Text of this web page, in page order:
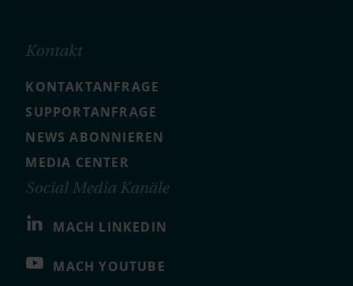
Kontakt
KONTAKTANFRAGE
SUPPORTANFRAGE
NEWS ABONNIEREN
MEDIA CENTER
Social Media Kanäle
MACH LINKEDIN
MACH YOUTUBE